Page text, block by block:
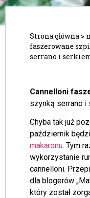
Strona główna >
faszerowane
serrano i
Cannelloni
szynką serrano i
Chyba tak już
październik
makaronu. Tym
wykorzystanie
cannelloni.
dla blogerów
który został